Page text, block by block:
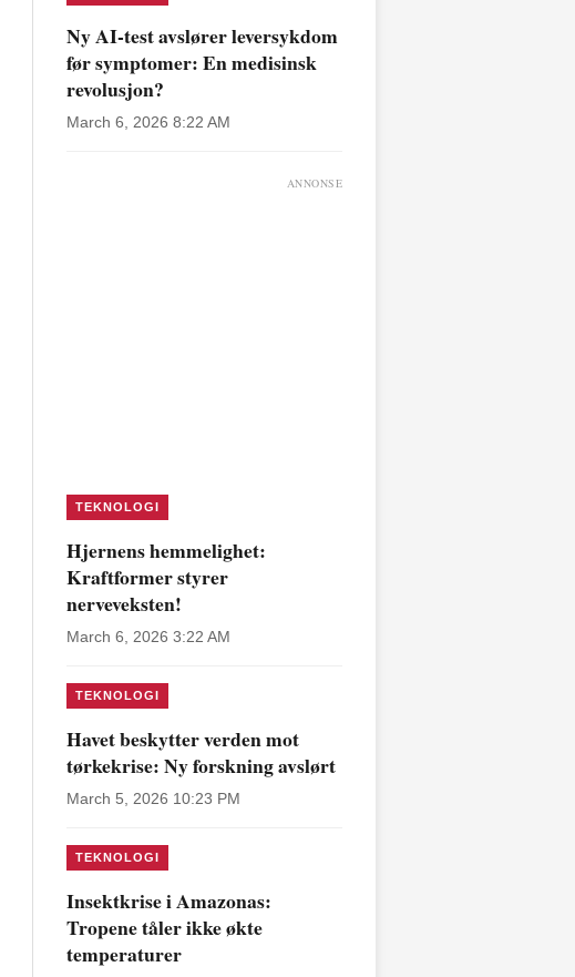
Ny AI-test avslører leversykdom
før symptomer: En medisinsk
revolusjon?
March 6, 2026 8:22 AM
ANNONSE
TEKNOLOGI
Hjernens hemmelighet:
Kraftformer styrer
nerveveksten!
March 6, 2026 3:22 AM
TEKNOLOGI
Havet beskytter verden mot
tørkekrise: Ny forskning avslørt
March 5, 2026 10:23 PM
TEKNOLOGI
Insektkrise i Amazonas:
Tropene tåler ikke økte
temperaturer